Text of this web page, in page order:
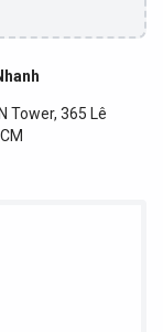
Tower, 365 Lê